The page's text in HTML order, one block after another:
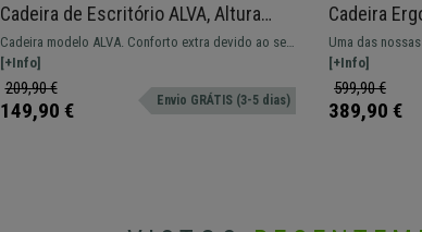
Cadeira de Escritório ALVA, Altura
ajustável, Estrutura Metálica, em Pele
Cor Castanho
Cadeira modelo ALVA. Conforto extra devido ao seu
formato e acolchoado. Altura ajustável e estructura
resistente.
[+Info]
209,90 €
149,90 € Envio GRÁTIS (3-5 dias)
Cadeira
Máxima
Avançados,
Uma das
ergonómicas -
mecanismo de
[+Info]
599,90 €
389,90 €